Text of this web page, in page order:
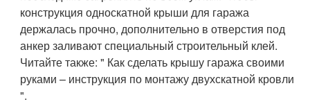
конструкция односкатной крыши для гаража
держалась прочно, дополнительно в отверстия под
анкер заливают специальный строительный клей.
Читайте также: " Как сделать крышу гаража своими
руками – инструкция по монтажу двухскатной кровли
".